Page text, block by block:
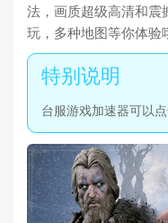
法，画质超级高清和震
玩，多种地图等你体验
台服游戏加速器可以